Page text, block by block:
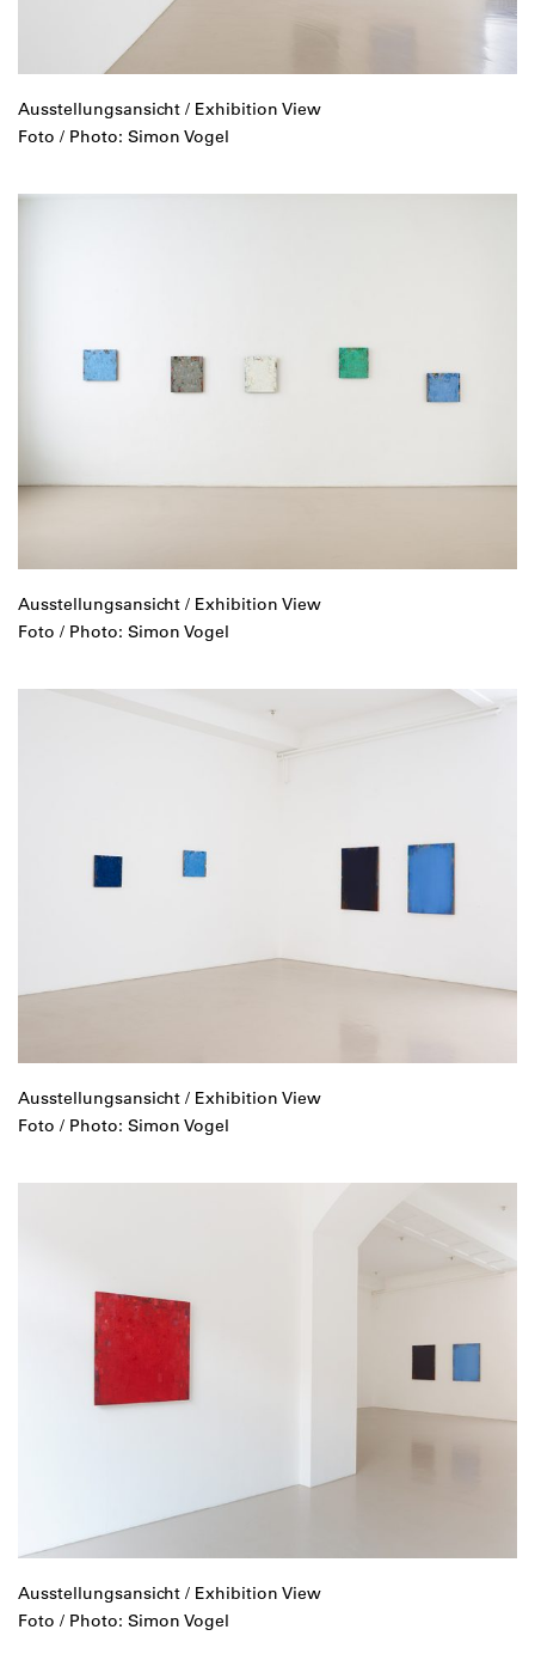
Ausstellungsansicht / Exhibition View
Foto / Photo: Simon Vogel
Ausstellungsansicht / Exhibition View
Foto / Photo: Simon Vogel
Ausstellungsansicht / Exhibition View
Foto / Photo: Simon Vogel
Ausstellungsansicht / Exhibition View
Foto / Photo: Simon Vogel